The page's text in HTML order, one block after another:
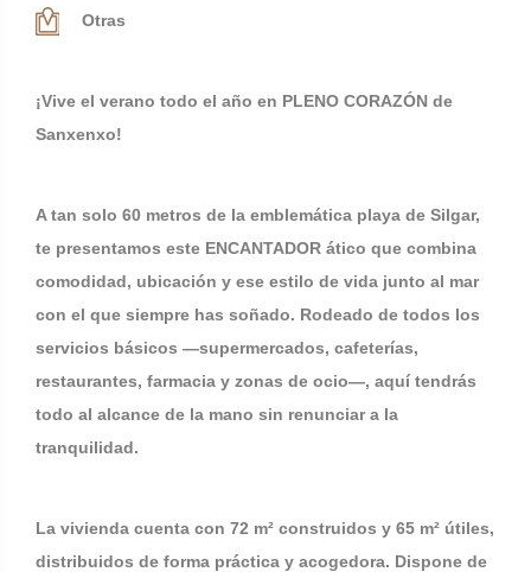
Otras
¡Vive el verano todo el año en PLENO CORAZÓN de
Sanxenxo!
A tan solo 60 metros de la emblemática playa de Silgar,
te presentamos este ENCANTADOR ático que combina
comodidad, ubicación y ese estilo de vida junto al mar
con el que siempre has soñado. Rodeado de todos los
servicios básicos —supermercados, cafeterías,
restaurantes, farmacia y zonas de ocio—, aquí tendrás
todo al alcance de la mano sin renunciar a la
tranquilidad.
La vivienda cuenta con 72 m² construidos y 65 m² útiles,
distribuidos de forma práctica y acogedora. Dispone de